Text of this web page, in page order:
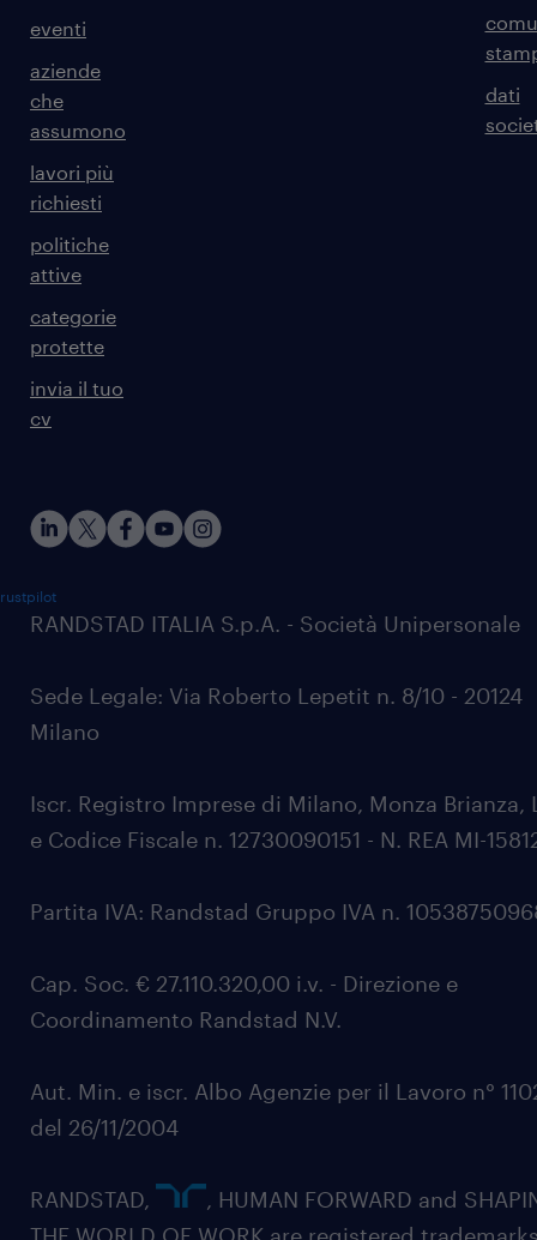
eventi
aziende
che
assumono
lavori più
richiesti
politiche
attive
categorie
protette
invia il tuo
cv
dati
RANDSTAD ITALIA S.p.A. - Società Unipersonale
Sede Legale: Via Roberto Lepetit n. 8/10 - 20124
Milano
Iscr. Registro Imprese di Milano, Monza Brianza,
e Codice Fiscale n. 12730090151 - N. REA MI-
Partita IVA: Randstad Gruppo IVA n.
Cap. Soc. € 27.110.320,00 i.v. - Direzione e
Coordinamento Randstad N.V.
Aut. Min. e iscr. Albo Agenzie per il Lavoro n°
del 26/11/2004
RANDSTAD,
, HUMAN FORWARD and